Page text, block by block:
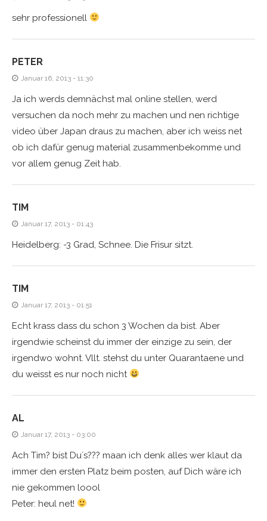
sehr professionell
PETER
Januar 16, 2013 - 11:30
Ja ich werds demnächst mal online stellen, werd
versuchen da noch mehr zu machen und nen richtige
video über Japan draus zu machen, aber ich weiss net
ob ich dafür genug material zusammenbekomme und
vor allem genug Zeit hab.
TIM
Januar 17, 2013 - 01:43
Heidelberg: -3 Grad, Schnee. Die Frisur sitzt.
TIM
Januar 17, 2013 - 01:51
Echt krass dass du schon 3 Wochen da bist. Aber
irgendwie scheinst du immer der einzige zu sein, der
irgendwo wohnt. Vllt. stehst du unter Quarantaene und
du weisst es nur noch nicht
AL
Januar 17, 2013 - 03:00
Ach Tim? bist Du´s??? maan ich denk alles wer klaut da
immer den ersten Platz beim posten, auf Dich wäre ich
nie gekommen loool
Peter: heul net!